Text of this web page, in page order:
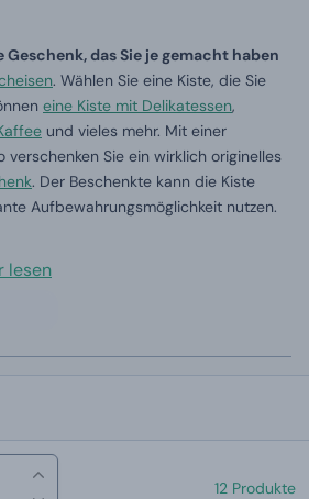
Geschenk, das Sie je gemacht haben
. Wählen Sie eine Kiste, die Sie
eine Kiste mit Delikatessen,
und vieles mehr. Mit einer
verschenken Sie ein wirklich originelles
. Der Beschenkte kann die Kiste
Aufbewahrungsmöglichkeit nutzen.
lesen
12 Produkte